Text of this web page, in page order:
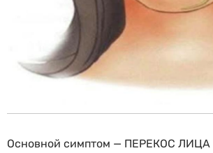
Основной симптом — ПЕРЕКОС ЛИЦА